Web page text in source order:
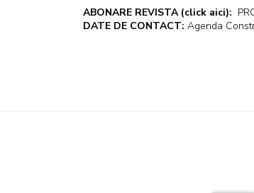
ABONARE REVISTA (click aici):
DATE DE CONTACT: Agenda